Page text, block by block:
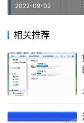
2022-09-02
相关推荐